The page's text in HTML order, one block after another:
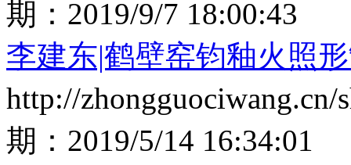
期： 2019/9/7 18:00:43
李建东|鹤壁窑钧釉火照
http://zhongguociwang.cn/
期： 2019/5/14 16:34:01